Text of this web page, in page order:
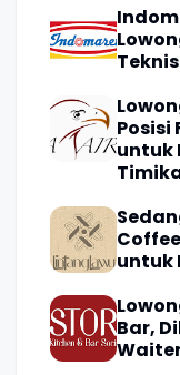
Posisi
untuk
untuk
Bar,